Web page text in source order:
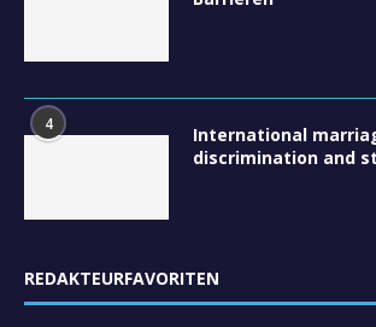
4
International
discrimination and
REDAKTEURFAVORITEN